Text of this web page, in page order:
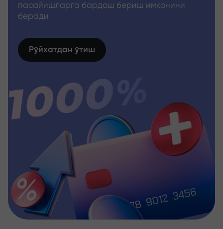
пасайишларга бардош бериш имконини
беради
Рўйхатдан ўтиш